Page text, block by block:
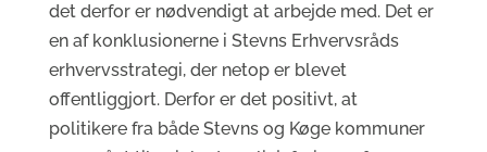
det derfor er nødvendigt at arbejde med. Det er
en af konklusionerne i Stevns Erhvervsråds
erhvervsstrategi, der netop er blevet
offentliggjort. Derfor er det positivt, at
politikere fra både Stevns og Køge kommuner